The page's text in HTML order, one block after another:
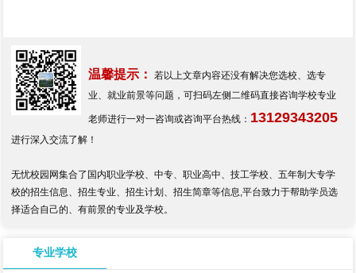
温馨提示：
若以上文章内容还没有解决您选校、选专
业、就业前景等问题，可扫码左侧二维码直接咨询学校专业
老师进行一对一咨询或咨询平台热线： 13129343205
进行深入交流了解！
无忧校园网集合了国内职业学校、中专、职业高中、技工学校、五年制大专学
校的招生信息、招生专业、招生计划、招生简章等信息,平台致力于帮助学员选
择适合自己的、有前景的专业及学校。
专业学校